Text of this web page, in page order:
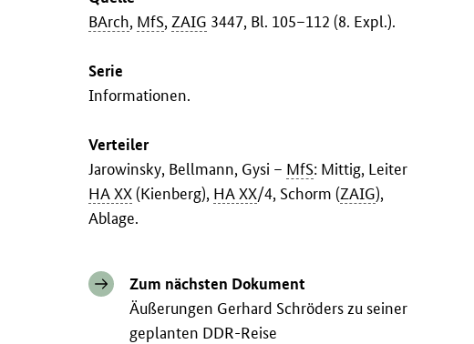
BArch, MfS,ZAIG 3447, Bl. 105–112 (8. Expl.).
Serie
Informationen.
Verteiler
Jarowinsky, Bellmann, Gysi – MfS: Mittig, Leiter
HA XX(Kienberg), HA XX/4, Schorm (ZAIG),
Ablage.
Zum nächsten Dokument
Äußerungen Gerhard Schröders zu seiner
geplanten DDR-Reise